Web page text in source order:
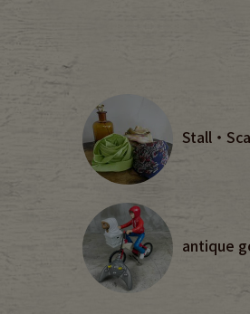
Stall・
antique